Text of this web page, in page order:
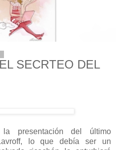
SECRTEO DEL
presentación del último
lo que debía ser un